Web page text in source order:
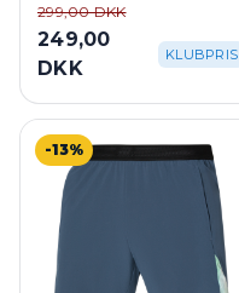
299,00 DKK
249,00
DKK
KLUBPRIS
-13%